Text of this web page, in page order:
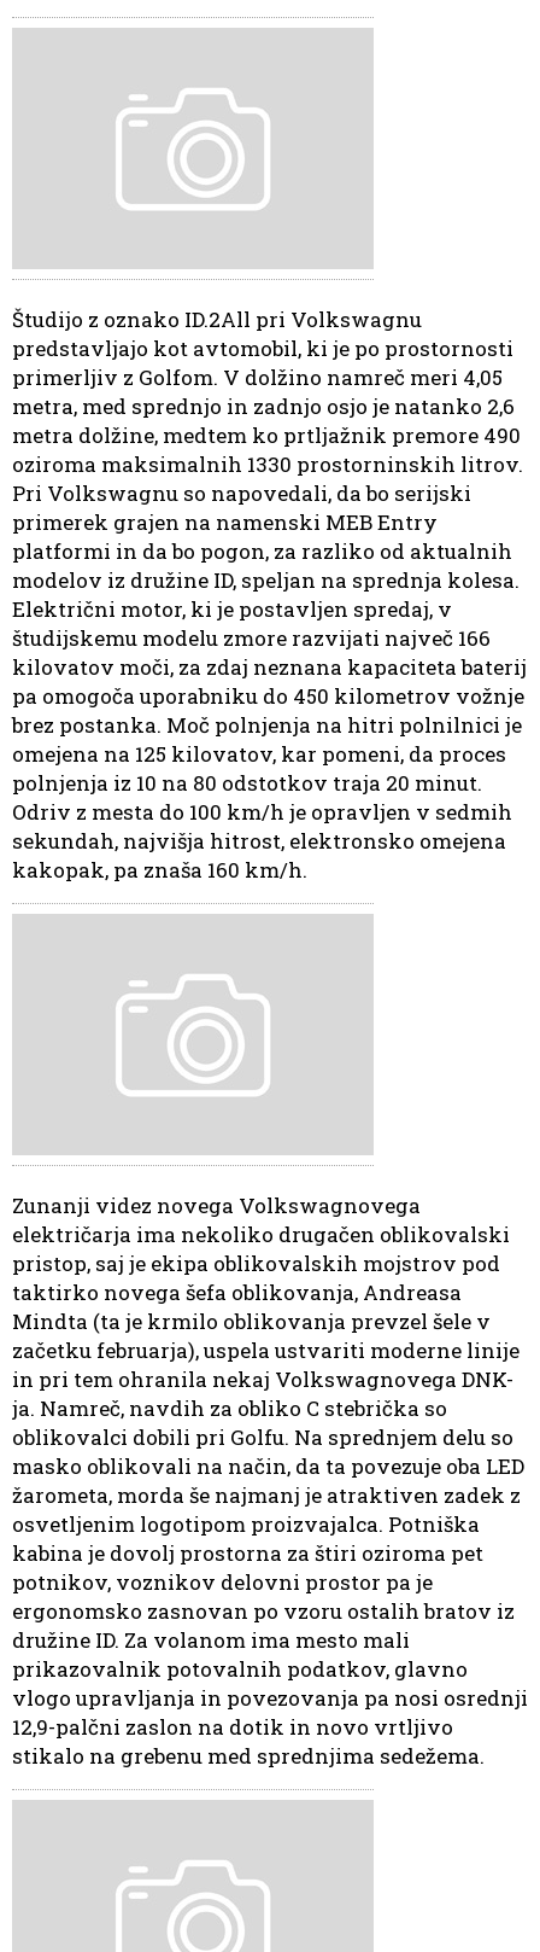
Študijo z oznako ID.2All pri Volkswagnu
predstavljajo kot avtomobil, ki je po prostornosti
primerljiv z Golfom. V dolžino namreč meri 4,05
metra, med sprednjo in zadnjo osjo je natanko 2,6
metra dolžine, medtem ko prtljažnik premore 490
oziroma maksimalnih 1330 prostorninskih litrov.
Pri Volkswagnu so napovedali, da bo serijski
primerek grajen na namenski MEB Entry
platformi in da bo pogon, za razliko od aktualnih
modelov iz družine ID, speljan na sprednja kolesa.
Električni motor, ki je postavljen spredaj, v
študijskemu modelu zmore razvijati največ 166
kilovatov moči, za zdaj neznana kapaciteta baterij
pa omogoča uporabniku do 450 kilometrov vožnje
brez postanka. Moč polnjenja na hitri polnilnici je
omejena na 125 kilovatov, kar pomeni, da proces
polnjenja iz 10 na 80 odstotkov traja 20 minut.
Odriv z mesta do 100 km/h je opravljen v sedmih
sekundah, najvišja hitrost, elektronsko omejena
kakopak, pa znaša 160 km/h.
Zunanji videz novega Volkswagnovega
električarja ima nekoliko drugačen oblikovalski
pristop, saj je ekipa oblikovalskih mojstrov pod
taktirko novega šefa oblikovanja, Andreasa
Mindta (ta je krmilo oblikovanja prevzel šele v
začetku februarja), uspela ustvariti moderne linije
in pri tem ohranila nekaj Volkswagnovega DNK-
ja. Namreč, navdih za obliko C stebrička so
oblikovalci dobili pri Golfu. Na sprednjem delu so
masko oblikovali na način, da ta povezuje oba LED
žarometa, morda še najmanj je atraktiven zadek z
osvetljenim logotipom proizvajalca. Potniška
kabina je dovolj prostorna za štiri oziroma pet
potnikov, voznikov delovni prostor pa je
ergonomsko zasnovan po vzoru ostalih bratov iz
družine ID. Za volanom ima mesto mali
prikazovalnik potovalnih podatkov, glavno
vlogo upravljanja in povezovanja pa nosi osrednji
12,9-palčni zaslon na dotik in novo vrtljivo
stikalo na grebenu med sprednjima sedežema.